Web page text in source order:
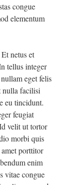
congue
elementum
netus et
tellus integer
eget felis
nulla facilisi
eu tincidunt.
feugiat
velit ut tortor
morbi quis
porttitor
enim
vitae congue